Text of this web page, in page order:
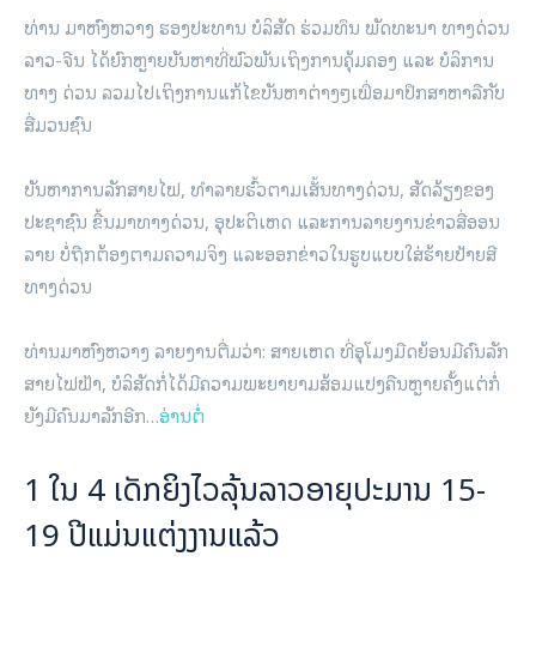
ທ່ານ ມາ​ຫົງ​ຫວາງ ຮອງ​ປະ​ທານ​ ບໍ​ລິ​ສັດ ​ຮ່ວມ​ທຶນ ພັດ​ທະ​ນາ ທາງ​ດ່ວນ
ລາວ​-ຈີນ ໄດ້​​ຍົກຫຼາຍ​ບັນ​ຫາ​​ທີ່​ພົວ​ພັນ​ເຖິງ​ການ​ຄຸ້ມ​ຄອງ ແລະ ບໍ​ລິ​ການ
ທາງ​ ດ່ວນ ລວມ​ໄປ​ເຖິງ​ການ​ແກ້​ໄຂ​ບັນ​ຫາ​ຕ່າງໆເພື່ອ​ມາ​ປຶກ​ສາ​ຫາ​ລື​ກັບ​
ສື່​ມວນ​ຊົນ
ບັນ​ຫາການ​​ລັກ​ສາຍ​ໄຟ, ທຳ​ລາຍຮົ້ວຕາມ​ເສັ້ນ​ທາງ​ດ່ວນ, ສັດ​​ລ້ຽງ​ຂອງ​
ປະ​ຊາ​ຊົນ ຂື້ນ​ມາ​ທາງ​ດ່ວນ, ​ອຸປະ​ຕິ​ເຫດ ແລະການ​ລາຍ​ງານ​ຂ່າວ​​ສື່ອ​ອນ​
ລາຍ ບໍ່​ຖືກ​ຕ້ອງ​ຕາມ​ຄວາມ​ຈິງ ແລະອອກ​ຂ່າວ​ໃນ​ຮູບ​ແບບໃສ່​ຮ້າຍ​ປ້າຍ​ສີ​
ທາງ​ດ່ວນ
ທ່ານມາ​ຫົງ​ຫວາງ ​ລາຍ​ງານ​ຕື່ມ​ວ່າ: ສາຍ​ເຫດ ທີ່ອຸໂມງ​ມືດ​ຍ້ອນ​ມີ​ຄົນ​ລັກ​
ສາຍ​ໄຟ​ຟ້າ, ບໍ​ລິ​ສັດ​ກໍ່ໄດ້​ມີ​ຄວາມ​ພະ​ຍາ​ຍາມສ້ອມ​ແປງ​ຄືນຫຼາຍ​ຄັ້ງແຕ່​ກໍ່​​
ຍັງມີ​ຄົນ​ມາ​ລັກ​ອີກ…ອ່ານຕໍ່
1 ໃນ 4 ເດັກຍິງໄວລຸ້ນລາວອາຍຸປະມານ 15-
19 ປີແມ່ນແຕ່ງງານແລ້ວ